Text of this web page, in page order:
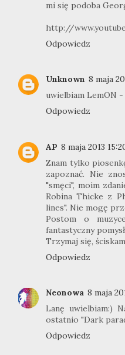
mi się podoba
http://
Odpowiedz
Unknown 8 maja
uwielbiam LemON -
Odpowiedz
AP 8 maja 2013
Znam tylko
zapoznać. Nie
"smęci", moim
Robina Thicke z
lines". Nie mogę
Postom o
fantastyczny
Trzymaj się,
Odpowiedz
Neonowa 8 maja
Lanę uwielbiam:)
ostatnio "Dark
Odpowiedz